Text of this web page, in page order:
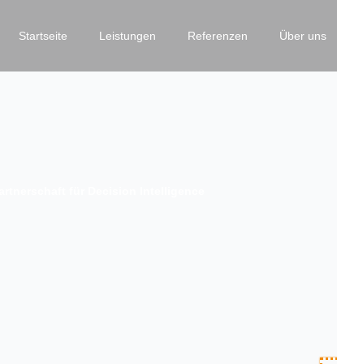
Startseite Leistungen Referenzen Über uns